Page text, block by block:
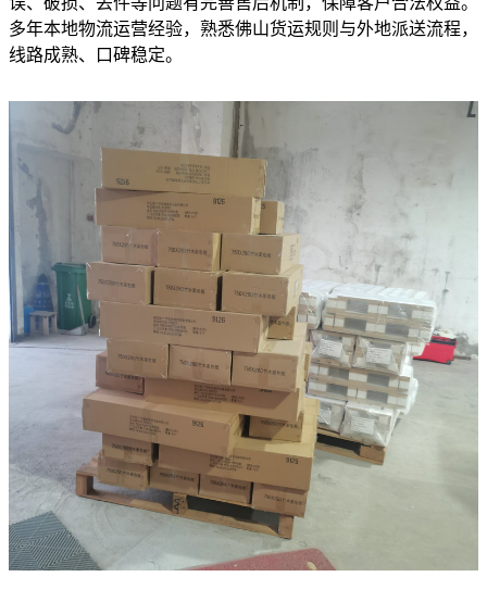
多年本地物流运营经验，熟悉佛山货运规则与外地派送流程，
线路成熟、口碑稳定。